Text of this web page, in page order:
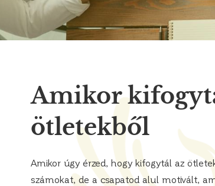
Amikor
ötletekből
Amikor úgy érzed, hogy kifogytál az
számokat, de a csapatod alul motivált,